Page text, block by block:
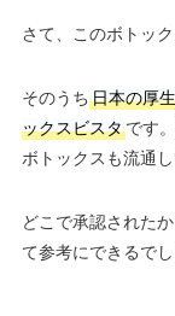
さて、このボトッ
そのうち日本の厚
ックスビスタです
ボトックスも流通し
どこで承認された
て参考にできるでし